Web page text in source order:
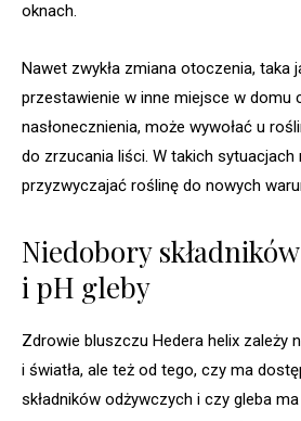
oknach.
Nawet zwykła zmiana otoczenia, taka
przestawienie w inne miejsce w domu
nasłonecznienia, może wywołać u
do zrzucania liści. W takich sytuacjach
przyzwyczajać roślinę do nowych
Niedobory
i pH gleby
Zdrowie bluszczu Hedera helix zależy
i światła, ale też od tego, czy ma
składników odżywczych i czy gleba